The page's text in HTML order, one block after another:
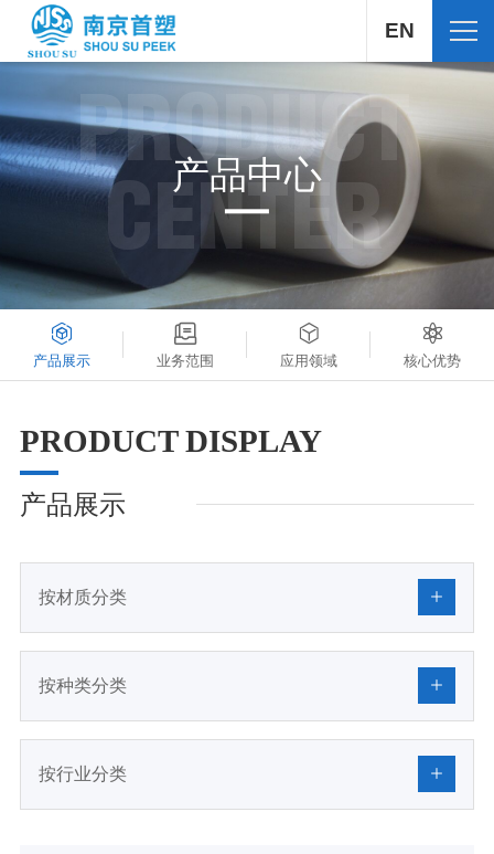
EN
PRODUCT
CENTER
产品中心
产品展示 业务范围 应用领域 核心优势
PRODUCT DISPLAY
产品展示
按材质分类
按种类分类
按行业分类